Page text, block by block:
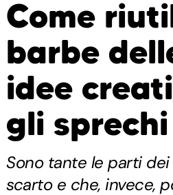
Come
barbe
idee
gli sprechi
Sono tante le parti
scarto e che, invece,